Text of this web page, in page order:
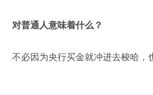
对普通人意味着什么？
不必因为央行买金就冲进去梭哈